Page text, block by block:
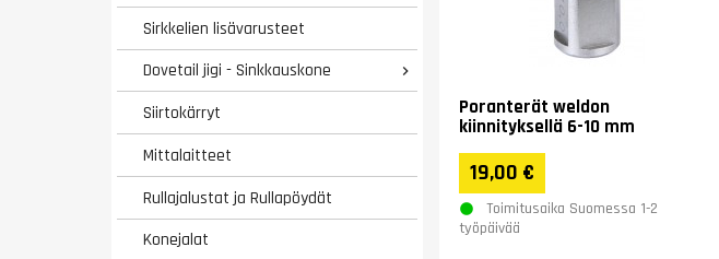
Sirkkelien lisävarusteet
Dovetail jigi - Sinkkauskone

Siirtokärryt
Mittalaitteet
Rullajalustat ja Rullapöydät
Konejalat
Poranterät weldon
kiinnityksellä 6-10 mm
19,00 €
Toimitusaika Suomessa 1-2
työpäivää